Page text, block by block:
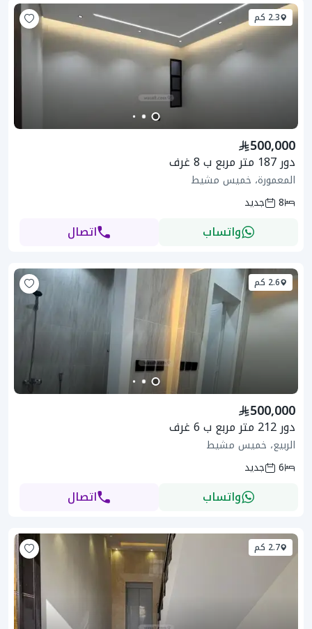
2.3 كم
500,000
دور 187 متر مربع ب 8 غرف
المعمورة، خميس مشيط
8
جديد
واتساب اتصال
2.6 كم
500,000
دور 212 متر مربع ب 6 غرف
الربيع، خميس مشيط
6
جديد
واتساب اتصال
2.7 كم